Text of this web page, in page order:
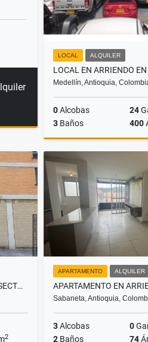
LOCAL ALQUILER
Medellín, Antioquia,
0Alcobas 24
3 Baños 400
BODEGA EN RENTA EN ITAGÜÍ, SECTOR AUTOPISTA
2
APARTAMENTO ALQUILER
Sabaneta, Antioquia,
3Alcobas 0
2 Baños 74